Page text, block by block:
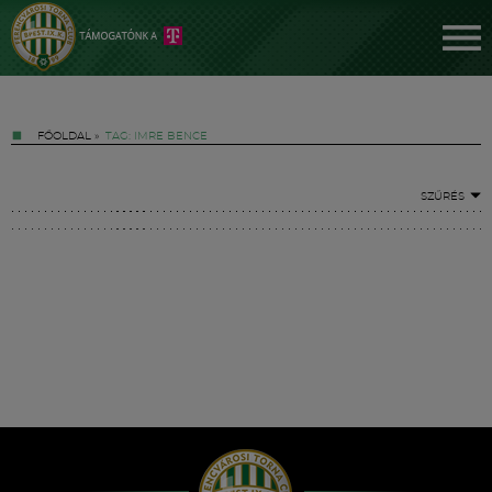
FŐOLDAL » TAG: IMRE BENCE
SZŰRÉS
Hírek